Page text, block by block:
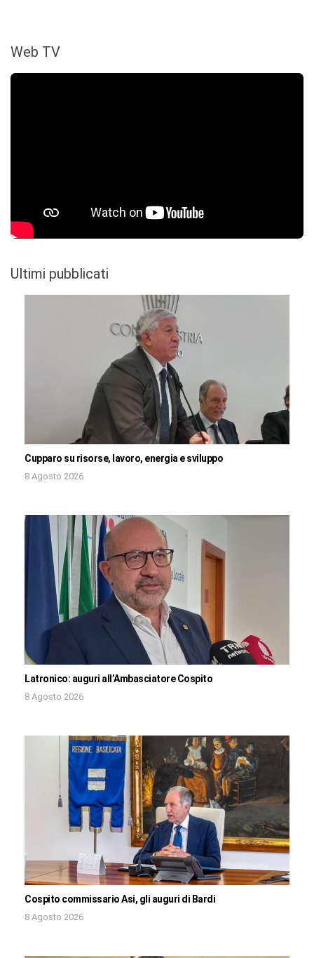
Web TV
Ultimi pubblicati
Cupparo su risorse, lavoro, energia e sviluppo
8 Agosto 2026
Latronico: auguri all’Ambasciatore Cospito
8 Agosto 2026
Cospito commissario Asi, gli auguri di Bardi
8 Agosto 2026